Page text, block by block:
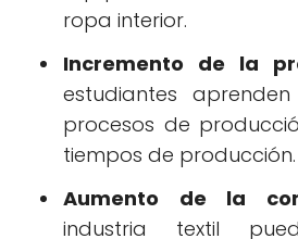
ropa interior.
Incremento de la
estudiantes
procesos de
tiempos de producción.
Aumento de la
industria textil